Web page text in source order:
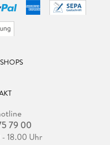
79 00
18.00 Uhr